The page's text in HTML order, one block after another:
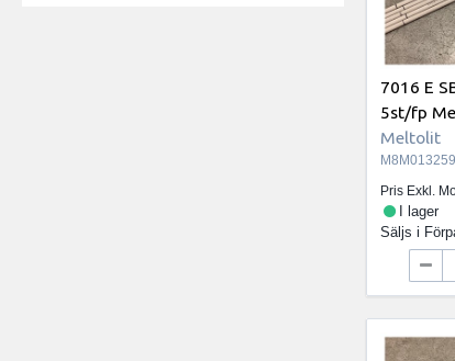
7016 E
5st/fp
Meltolit
Pris Exkl.
I lager
Säljs i